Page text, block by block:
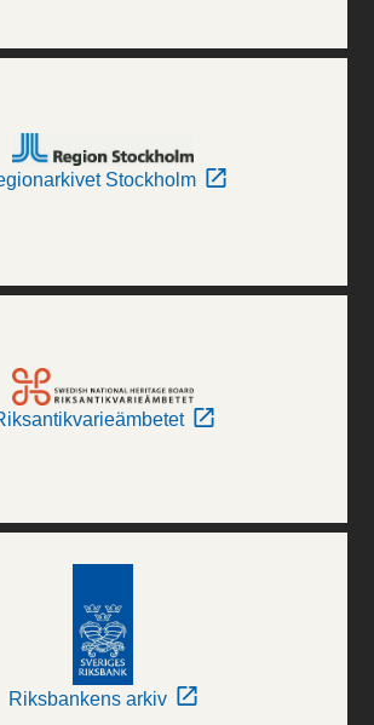
Stockholm
Riksbankens arkiv